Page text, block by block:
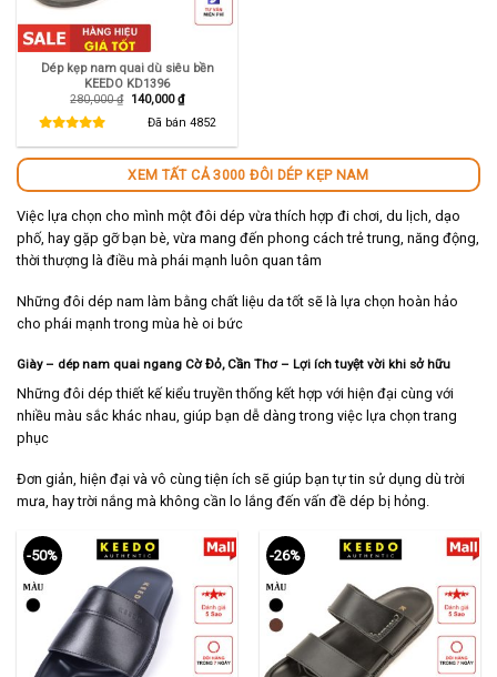
Dép kẹp nam quai dù siêu bền
KEEDO KD1396
280,000₫ Giá
140,000₫Giá
hiện
tại
Đã bán 4852
XEM TẤT CẢ 3000 ĐÔI DÉP KẸP NAM
Việc lựa chọn cho mình một đôi dép vừa thích hợp đi chơi, du lịch, dạo
phố, hay gặp gỡ bạn bè, vừa mang đến phong cách trẻ trung, năng động,
thời thượng là điều mà phái mạnh luôn quan tâm
Những đôi dép nam làm bằng chất liệu da tốt sẽ là lựa chọn hoàn hảo
cho phái mạnh trong mùa hè oi bức
Giày – dép nam quai ngang Cờ Đỏ, Cần Thơ – Lợi ích tuyệt vời khi sở hữu
Những đôi dép thiết kế kiểu truyền thống kết hợp với hiện đại cùng với
nhiều màu sắc khác nhau, giúp bạn dễ dàng trong việc lựa chọn trang
phục
Đơn giản, hiện đại và vô cùng tiện ích sẽ giúp bạn tự tin sử dụng dù trời
mưa, hay trời nắng mà không cần lo lắng đến vấn đề dép bị hỏng.
-50% -26%